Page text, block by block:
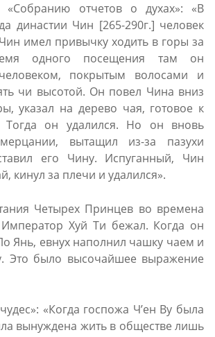
отчетов о духах»: «В
династии Чин [265-290г.] человек
имел привычку ходить в горы за
одного посещения там он
покрытым волосами и
чи высотой. Он повел Чинa вниз
указал на дерево чая, готовое к
Тогда он удалился. Но он вновь
вытащил из-за пазухи
его Чину. Испуганный, Чин
кинул за плечи и удалился».
Четырех Принцев во времена
Хуй Ти бежал. Когда он
Янь, евнух наполнил чашку чаем и
Это было высочайшее выражение
«Когда госпожа Ч’ен Ву была
вынуждена жить в обществе лишь